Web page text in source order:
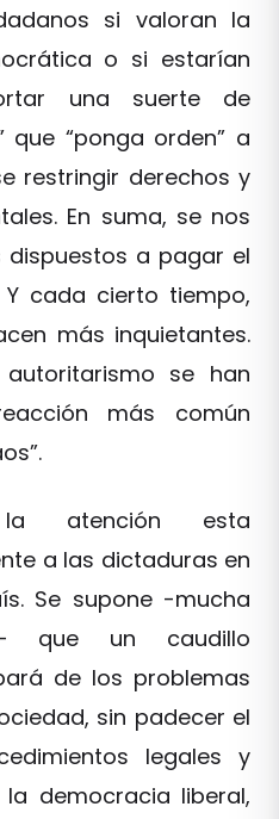
si valoran la
o si estarían
una suerte de
que “ponga orden” a
restringir derechos y
En suma, se nos
a pagar el
cada cierto tiempo,
más inquietantes.
se han
más común
atención esta
a las dictaduras en
Se supone -mucha
que un caudillo
de los problemas
sin padecer el
legales y
democracia liberal,